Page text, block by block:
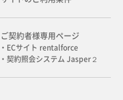
ご契約者様専用ページ
・ECサイト rentalforce
・契約照会システム Jasper２